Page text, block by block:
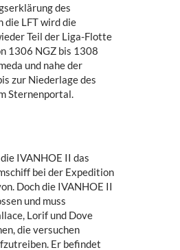
des
die LFT wird die
Teil der Liga-Flotte
1306 NGZ bis 1308
und nahe der
zur Niederlage des
Sternenportal.
IVANHOE II das
bei der Expedition
Doch die IVANHOE II
und muss
Lorif und Dove
die versuchen
Er befindet